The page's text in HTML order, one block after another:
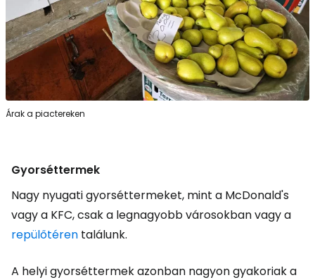
Árak a piactereken
Gyorséttermek
Nagy nyugati gyorséttermeket, mint a McDonald's
vagy a KFC, csak a legnagyobb városokban vagy a
repülőtéren találunk.
A helyi gyorséttermek azonban nagyon gyakoriak a